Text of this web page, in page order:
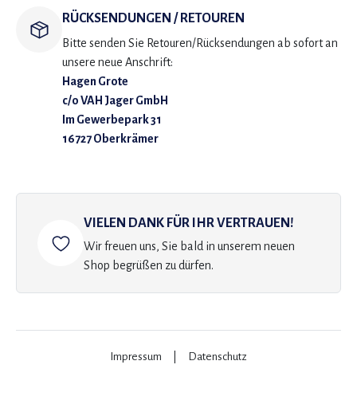
RÜCKSENDUNGEN / RETOUREN
Bitte senden Sie Retouren/Rücksendungen ab sofort an
unsere neue Anschrift:
Hagen Grote
c/o VAH Jager GmbH
Im Gewerbepark 31
16727 Oberkrämer
VIELEN DANK FÜR IHR VERTRAUEN!
Wir freuen uns, Sie bald in unserem neuen
Shop begrüßen zu dürfen.
Impressum Datenschutz